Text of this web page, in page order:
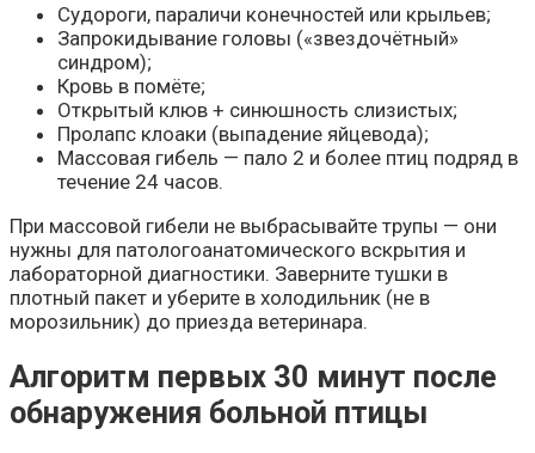
Судороги, параличи конечностей или крыльев;
Запрокидывание головы («звездочётный»
синдром);
Кровь в помёте;
Открытый клюв + синюшность слизистых;
Пролапс клоаки (выпадение яйцевода);
Массовая гибель — пало 2 и более птиц подряд в
течение 24 часов.
При массовой гибели не выбрасывайте трупы — они
нужны для патологоанатомического вскрытия и
лабораторной диагностики. Заверните тушки в
плотный пакет и уберите в холодильник (не в
морозильник) до приезда ветеринара.
Алгоритм первых 30 минут после
обнаружения больной птицы